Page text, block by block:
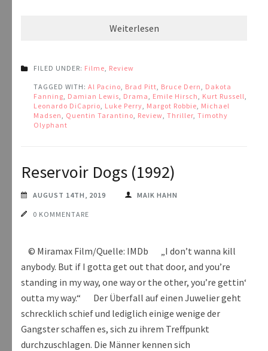
Weiterlesen
FILED UNDER: Filme Review
TAGGED WITH: Al Pacino Brad Pitt Bruce Dern
Dakota
Fanning Damian Lewis Drama Emile Hirsch Kurt Russell
Leonardo DiCaprio Luke Perry Margot Robbie Michael
Madsen
Quentin Tarantino Review Thriller Timothy
Olyphant
Reservoir Dogs (1992)
AUGUST 14TH, 2019 MAIK HAHN
0 KOMMENTARE
© Miramax Film/Quelle: IMDb „I don’t wanna kill
anybody. But if I gotta get out that door, and you’re
standing in my way, one way or the other, you’re gettin‘
outta my way.“ Der Überfall auf einen Juwelier geht
schrecklich schief und lediglich einige wenige der
Gangster schaffen es, sich zu ihrem Treffpunkt
durchzuschlagen. Die Männer kennen sich